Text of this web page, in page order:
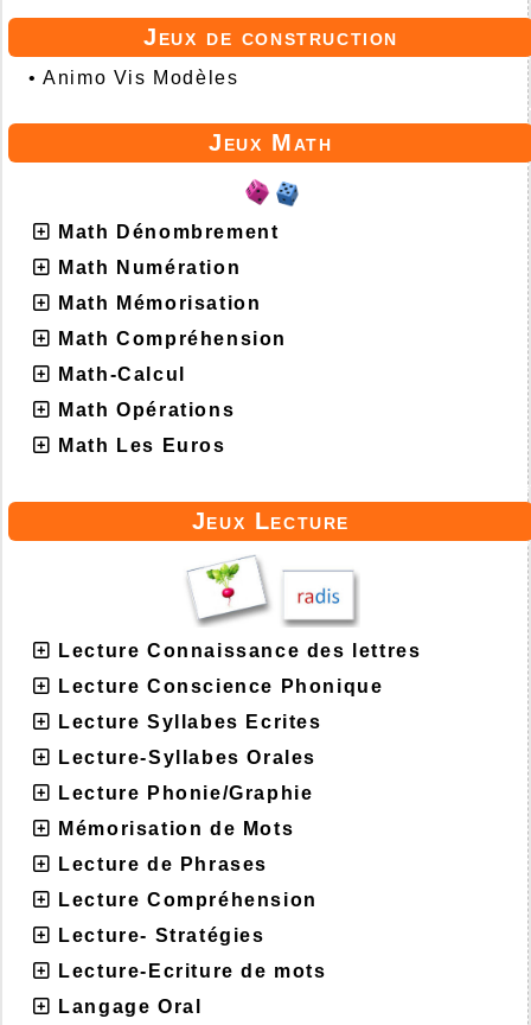
Jeux de construction
•Animo Vis Modèles
Jeux Math
Math Dénombrement
Math Numération
Math Mémorisation
Math Compréhension
Math-Calcul
Math Opérations
Math Les Euros
Jeux Lecture
Lecture Connaissance des lettres
Lecture Conscience Phonique
Lecture Syllabes Ecrites
Lecture-Syllabes Orales
Lecture Phonie/Graphie
Mémorisation de Mots
Lecture de Phrases
Lecture Compréhension
Lecture- Stratégies
Lecture-Ecriture de mots
Langage Oral